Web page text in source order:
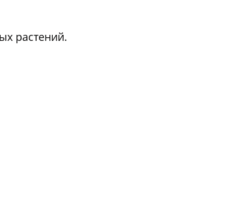
растений.